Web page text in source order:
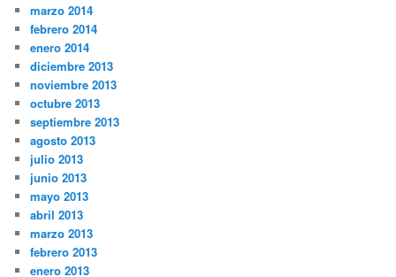
marzo 2014
febrero 2014
enero 2014
diciembre 2013
noviembre 2013
octubre 2013
septiembre 2013
agosto 2013
julio 2013
junio 2013
mayo 2013
abril 2013
marzo 2013
febrero 2013
enero 2013